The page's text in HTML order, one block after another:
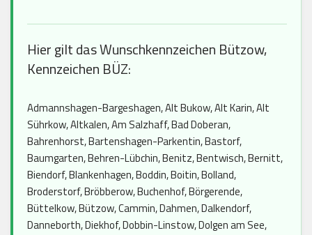
Hier gilt das Wunschkennzeichen Bützow,
Kennzeichen BÜZ:
Admannshagen-Bargeshagen, Alt Bukow, Alt Karin, Alt
Sührkow, Altkalen, Am Salzhaff, Bad Doberan,
Bahrenhorst, Bartenshagen-Parkentin, Bastorf,
Baumgarten, Behren-Lübchin, Benitz, Bentwisch, Bernitt,
Biendorf, Blankenhagen, Boddin, Boitin, Bolland,
Broderstorf, Bröbberow, Buchenhof, Börgerende,
Büttelkow, Bützow, Cammin, Dahmen, Dalkendorf,
Danneborth, Diekhof, Dobbin-Linstow, Dolgen am See,